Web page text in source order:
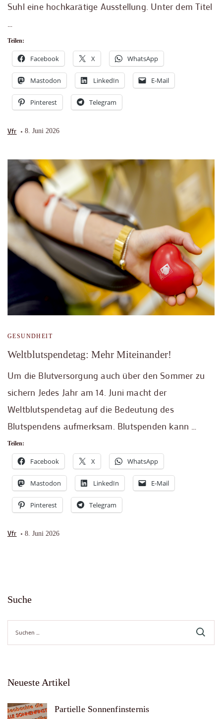
Suhl eine hochkarätige Ausstellung. Unter dem Titel
…
Teilen:
Facebook X WhatsApp
Mastodon LinkedIn E-Mail
Pinterest Telegram
Vfr 8. Juni 2026
GESUNDHEIT
Weltblutspendetag: Mehr Miteinander!
Um die Blutversorgung auch über den Sommer zu
sichern Jedes Jahr am 14. Juni macht der
Weltblutspendetag auf die Bedeutung des
Blutspendens aufmerksam. Blutspenden kann …
Teilen:
Facebook X WhatsApp
Mastodon LinkedIn E-Mail
Pinterest Telegram
Vfr 8. Juni 2026
Suche
Suche
nach:
Neueste Artikel
Partielle Sonnenfinsternis